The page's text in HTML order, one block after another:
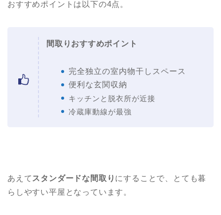
おすすめポイントは以下の4点。
間取りおすすめポイント
完全独立の室内物干しスペース
便利な玄関収納
キッチンと脱衣所が近接
冷蔵庫動線が最強
あえて スタンダードな間取り にすることで、とても暮
らしやすい平屋となっています。